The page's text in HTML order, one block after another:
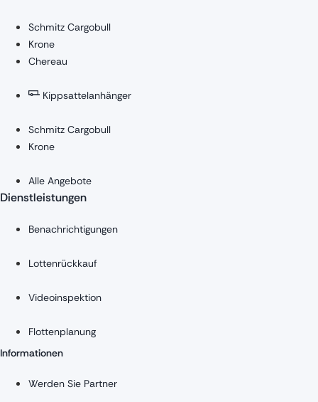
Schmitz Cargobull
Krone
Chereau
Kippsattelanhänger
Schmitz Cargobull
Krone
Alle Angebote
Dienstleistungen
Benachrichtigungen
Lottenrückkauf
Videoinspektion
Flottenplanung
Informationen
Werden Sie Partner